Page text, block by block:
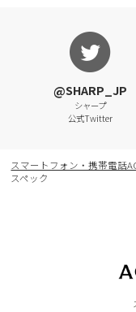
@SHARP_JP
シャープ
公式Twitter
スマートフォン・携帯電話
スペック